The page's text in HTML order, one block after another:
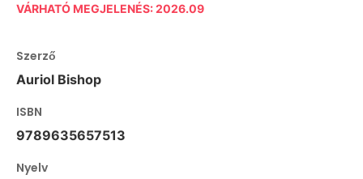
VÁRHATÓ MEGJELENÉS: 2026.09
Szerző
Auriol Bishop
ISBN
9789635657513
Nyelv